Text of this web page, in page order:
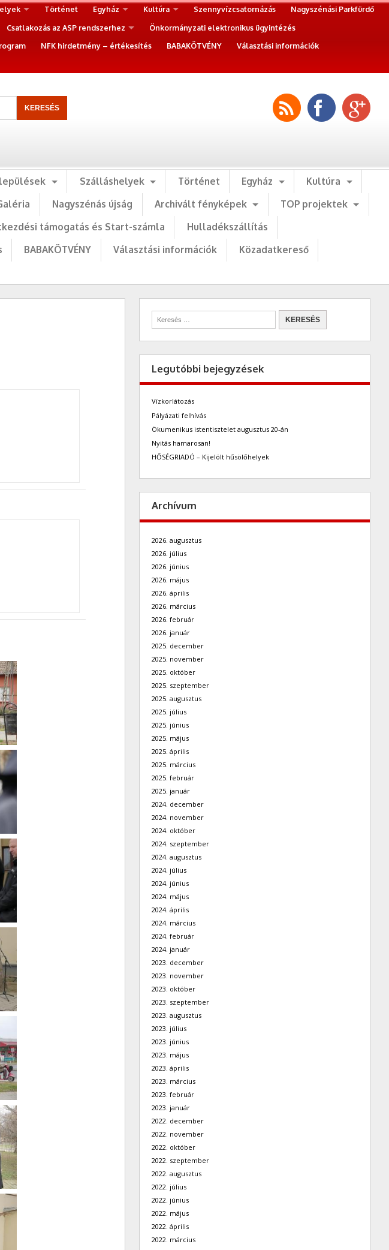
Történet Egyház Kultúra Szennyvízcsatornázás
Nagyszénási Parkfürdő
Csatlakozás az ASP rendszerhez
Önkormányzati elektronikus ügyintézés
NFK hirdetmény – értékesítés BABAKÖTVÉNY
Választási információk
Szálláshelyek Történet Egyház
Kultúra
Nagyszénás újság Archivált fényképek
TOP projektek
támogatás és Start-számla
Hulladékszállítás
BABAKÖTVÉNY Választási információk
Közadatkereső
Legutóbbi bejegyzések
Vízkorlátozás
Pályázati felhívás
Ökumenikus istentisztelet augusztus 20-án
Nyitás hamarosan!
HŐSÉGRIADÓ – Kijelölt hűsölőhelyek
Archívum
2026. augusztus
2026. július
2026. június
2026. május
2026. április
2026. március
2026. február
2026. január
2025. december
2025. november
2025. október
2025. szeptember
2025. augusztus
2025. július
2025. június
2025. május
2025. április
2025. március
2025. február
2025. január
2024. december
2024. november
2024. október
2024. szeptember
2024. augusztus
2024. július
2024. június
2024. május
2024. április
2024. március
2024. február
2024. január
2023. december
2023. november
2023. október
2023. szeptember
2023. augusztus
2023. július
2023. június
2023. május
2023. április
2023. március
2023. február
2023. január
2022. december
2022. november
2022. október
2022. szeptember
2022. augusztus
2022. július
2022. június
2022. május
2022. április
2022. március